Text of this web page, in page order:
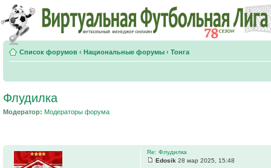
Список форумов ‹ Национальные форумы ‹ Тонга
Флудилка
Модератор: Модераторы форума
Re: Флудилка
Edosik 28 мар 2025, 15:48